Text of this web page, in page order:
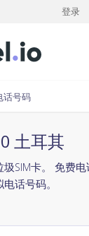
登录
话号码
土耳其
SIM卡。 免费
话号码。